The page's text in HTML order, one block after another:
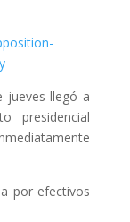
llegó a
presidencial
por efectivos